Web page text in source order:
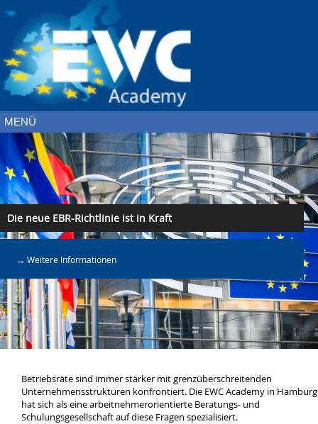
MENÜ
Die neue EBR-Richtlinie ist in Kraft
→ Weitere Informationen
Betriebsräte sind immer stärker mit grenzüberschreitenden
Unternehmensstrukturen konfrontiert. Die EWC Academy in Hamburg
hat sich als eine arbeitnehmerorientierte Beratungs- und
Schulungsgesellschaft auf diese Fragen spezialisiert.